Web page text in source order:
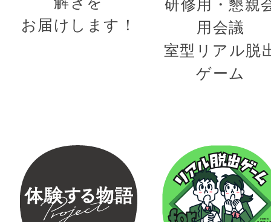
お届けします！
研修用・懇親
用会議
室型リアル脱
ゲーム